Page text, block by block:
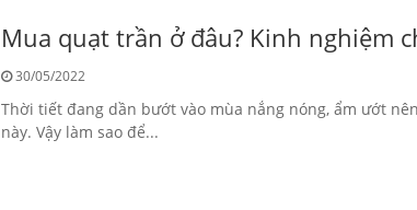
Mua quạt trần ở đâu? Kinh nghiệm
30/05/2022
Thời tiết đang dần bướt vào mùa nắng nóng, ẩm ướt
này. Vậy làm sao để...